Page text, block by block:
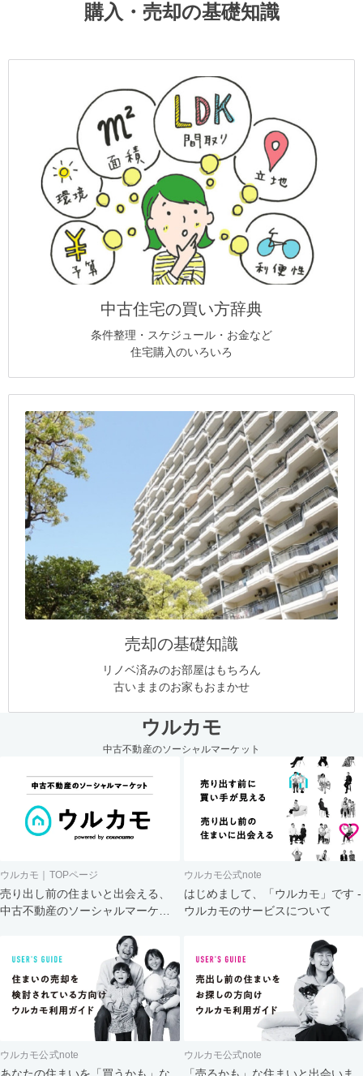
購入・売却の基礎知識
中古住宅の買い方辞典
条件整理・スケジュール・お金など
住宅購入のいろいろ
売却の基礎知識
リノベ済みのお部屋はもちろん
古いままのお家もおまかせ
ウルカモ
中古不動産のソーシャルマーケット
ウルカモ｜TOPページ
売り出し前の住まいと出会える、
中古不動産のソーシャルマーケッ
ウルカモ公式note
はじめまして、「ウルカモ」です -
ウルカモのサービスについて
ウルカモ公式note
あなたの住まいを「買うかも」な
ウルカモ公式note
「売るかも」な住まいと出会いま